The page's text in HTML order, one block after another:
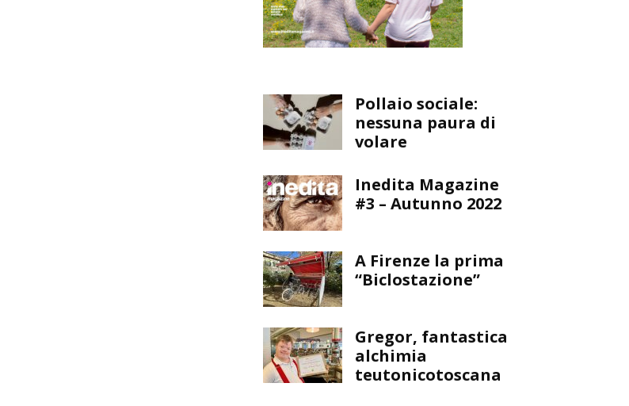
Pollaio sociale:
nessuna paura di
volare
Inedita Magazine
#3 – Autunno 2022
A Firenze la prima
“Biclostazione”
Gregor, fantastica
alchimia
teutonicotoscana